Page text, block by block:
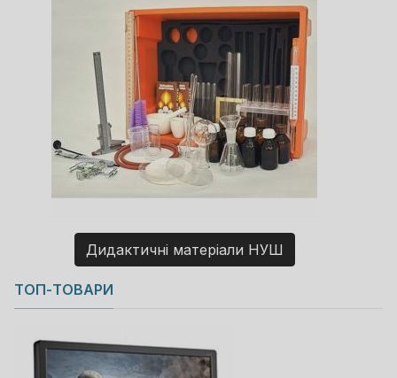
Дидактичні матеріали НУШ
Copyright MAXXmarketing GmbH
JoomShopping Download & Support
ТОП-ТОВАРИ